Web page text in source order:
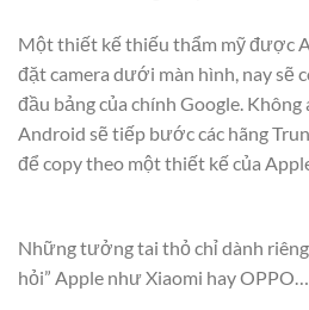
Một thiết kế thiếu thẩm mỹ được
đặt camera dưới màn hình, nay sẽ
đầu bảng của chính Google. Không
Android sẽ tiếp bước các hãng
để copy theo một thiết kế của
Những tưởng tai thỏ chỉ dành riêng
hỏi” Apple như Xiaomi hay OPPO…